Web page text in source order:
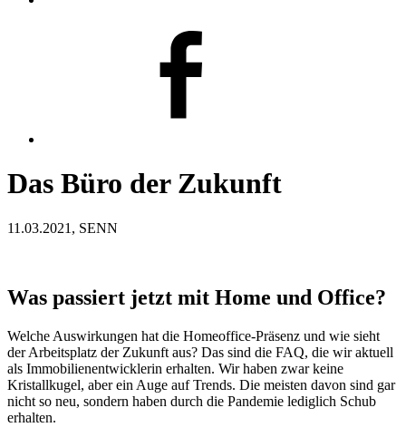
Das Büro der Zukunft
11.03.2021, SENN
Was passiert jetzt mit Home und Office?
Welche Auswirkungen hat die Homeoffice-Präsenz und wie sieht
der Arbeitsplatz der Zukunft aus? Das sind die FAQ, die wir aktuell
als Immobilienentwicklerin erhalten. Wir haben zwar keine
Kristallkugel, aber ein Auge auf Trends. Die meisten davon sind gar
nicht so neu, sondern haben durch die Pandemie lediglich Schub
erhalten.